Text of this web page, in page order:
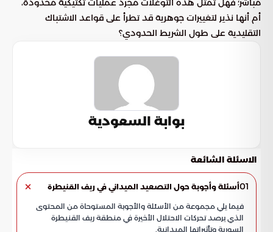
مباشر؛ فهل تمثل هذه التوغلات مجرد عمليات تكتيكية محدودة،
أم أنها نذير لتغييرات جوهرية قد تطرأ على قواعد الاشتباك
التقليدية على طول الشريط الحدودي؟
بوابة السعودية
الاسئلة الشائعة
01أسئلة وأجوبة حول التصعيد الميداني في ريف القنيطرة
فيما يلي مجموعة من الأسئلة والأجوبة المستوحاة من المحتوى
الذي يرصد تحركات الاحتلال الأخيرة في منطقة ريف القنيطرة
السورية وتأثيراتها الميدانية.